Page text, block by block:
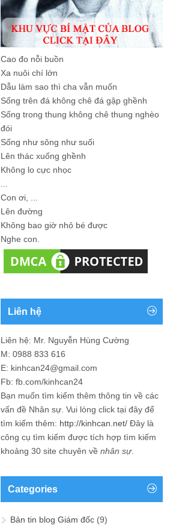
Cao đo nỗi buồn
Xa nuôi chí lớn
Dẫu làm sao thì cha vẫn muốn
Sống trên đá không chê đá gập ghềnh
Sống trong thung không chê thung nghèo
đói
Sống như sông như suối
Lên thác xuống ghềnh
Không lo cực nhọc
Con ơi, ...
Lên đường
Không bao giờ nhỏ bé được
Nghe con.
Liên hệ
Liên hệ: Mr. Nguyễn Hùng Cường
M: 0988 833 616
E: kinhcan24@gmail.com
Fb: fb.com/kinhcan24
Bạn muốn tìm kiếm thêm thông tin về các
vấn đề Nhân sự . Vui lòng click tại đây để
tìm kiếm thêm: http://kinhcan.net/ Đây là
công cụ tìm kiếm được tích hợp tìm kiếm
khoảng 30 site chuyên về nhân sự.
Categories
Bản tin blog Giám đốc (9)